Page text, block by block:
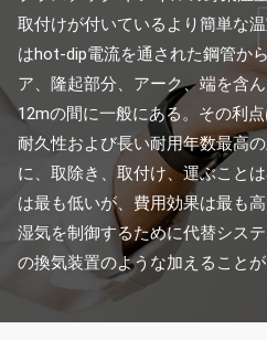
取付けが付いているより簡単な
はhot-dip電流を通された鋼管か
ア、隆起部分、アーク、端を含
12mの間に一般にある。その利
耐久性および長い耐用年数最高
に、取除き、取付け、運ぶこと
は最も低いが、費用効果は最も
湿気を制御するために代替シス
の換気装置のような加えること